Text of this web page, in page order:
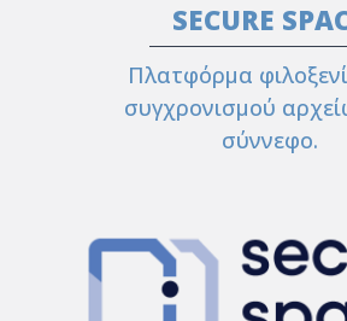
SECURE
Πλατφόρμα
συγχρονισμού
σύννεφο.